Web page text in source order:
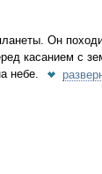
Он
касанием с
небе.